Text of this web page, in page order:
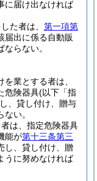
に届け出なければ
た者は、 第一項第
届出に係る自動販
らない。
業とする者は、
危険器具(以下「指
、貸し付け、贈与
い。
は、指定危険器具
能が第十三条第三
し、貸し付け、贈
うに努めなければ